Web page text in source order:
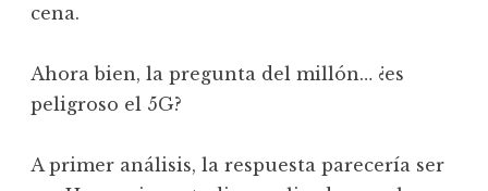
cena.
Ahora bien, la pregunta del millón… ¿es
peligroso el 5G?
A primer análisis, la respuesta parecería ser